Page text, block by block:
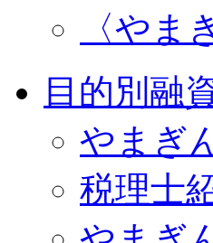
〈やま
目的別融
やまぎ
税理士